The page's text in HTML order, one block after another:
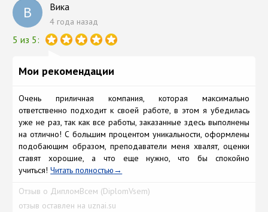
В Вика
4 года назад
5 из 5:
Мои рекомендации
Очень приличная компания, которая максимально
ответственно подходит к своей работе, в этом я убедилась
уже не раз, так как все работы, заказанные здесь выполнены
на отлично! С большим процентом уникальности, оформлены
подобающим образом, преподаватели меня хвалят, оценки
ставят хорошие, а что еще нужно, что бы спокойно
учиться!Читать полностью
Отзыв о ДипломВсем (DiplomVsem)
отзыв оставлен на uznai.su